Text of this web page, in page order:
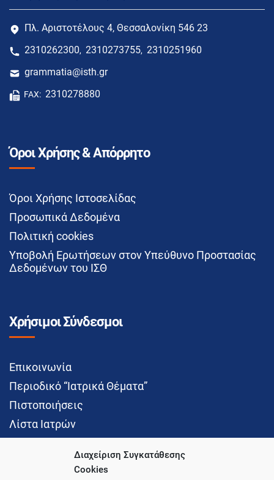
Διαχείριση Συγκατάθεσης
Cookies
Πλ. Αριστοτέλους 4, Θεσσαλονίκη 546 23
2310262300, 2310273755, 2310251960
grammatia@isth.gr
FAX: 2310278880
Όροι Χρήσης & Απόρρητο
Όροι Χρήσης Ιστοσελίδας
Προσωπικά Δεδομένα
Πολιτική cookies
Υποβολή Ερωτήσεων στον Υπεύθυνο Προστασίας
Δεδομένων του ΙΣΘ
Χρήσιμοι Σύνδεσμοι
Επικοινωνία
Περιοδικό “Ιατρικά Θέματα”
Πιστοποιήσεις
Λίστα Ιατρών